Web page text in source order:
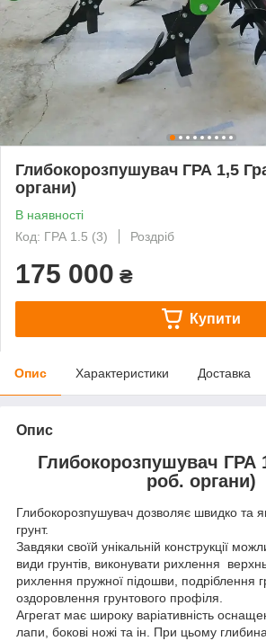
Глибокорозпушувач ГРА 1,5
органи)
В наявності
Код: ГРА 1.5 (3)
Роздріб
175 000 ₴
Купити
Опис Характеристики Доставка
Опис
Глибокорозпушувач ГРА
роб. органи)
Глибокорозпушувач дозволяє швидко та
грунт.
Завдяки своїй унікальній конструкції
види грунтів, виконувати рихлення
рихлення пружної підошви, подріблення
оздоровлення грунтового профіля.
Агрегат має широку варіативність
лапи, бокові ножі та ін. При цьому